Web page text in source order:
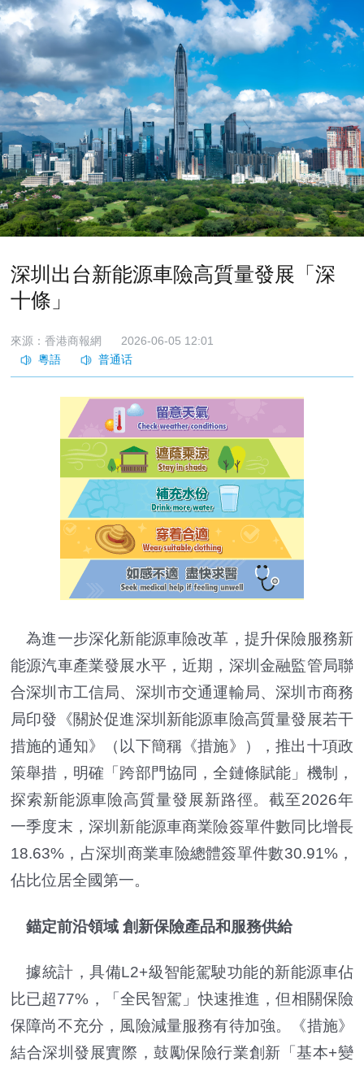
深圳出台新能源車險高質量發展「深
十條」
來源：香港商報網 2026-06-05 12:01
為進一步深化新能源車險改革，提升保險服務新
能源汽車產業發展水平，近期，深圳金融監管局聯
合深圳市工信局、深圳市交通運輸局、深圳市商務
局印發《關於促進深圳新能源車險高質量發展若干
措施的通知》（以下簡稱《措施》），推出十項政
策舉措，明確「跨部門協同，全鏈條賦能」機制，
探索新能源車險高質量發展新路徑。截至2026年
一季度末，深圳新能源車商業險簽單件數同比增長
18.63%，占深圳商業車險總體簽單件數30.91%，
佔比位居全國第一。
錨定前沿領域 創新保險產品和服務供給
據統計，具備L2+級智能駕駛功能的新能源車佔
比已超77%，「全民智駕」快速推進，但相關保險
保障尚不充分，風險減量服務有待加強。《措施》
結合深圳發展實際，鼓勵保險行業創新「基本+變